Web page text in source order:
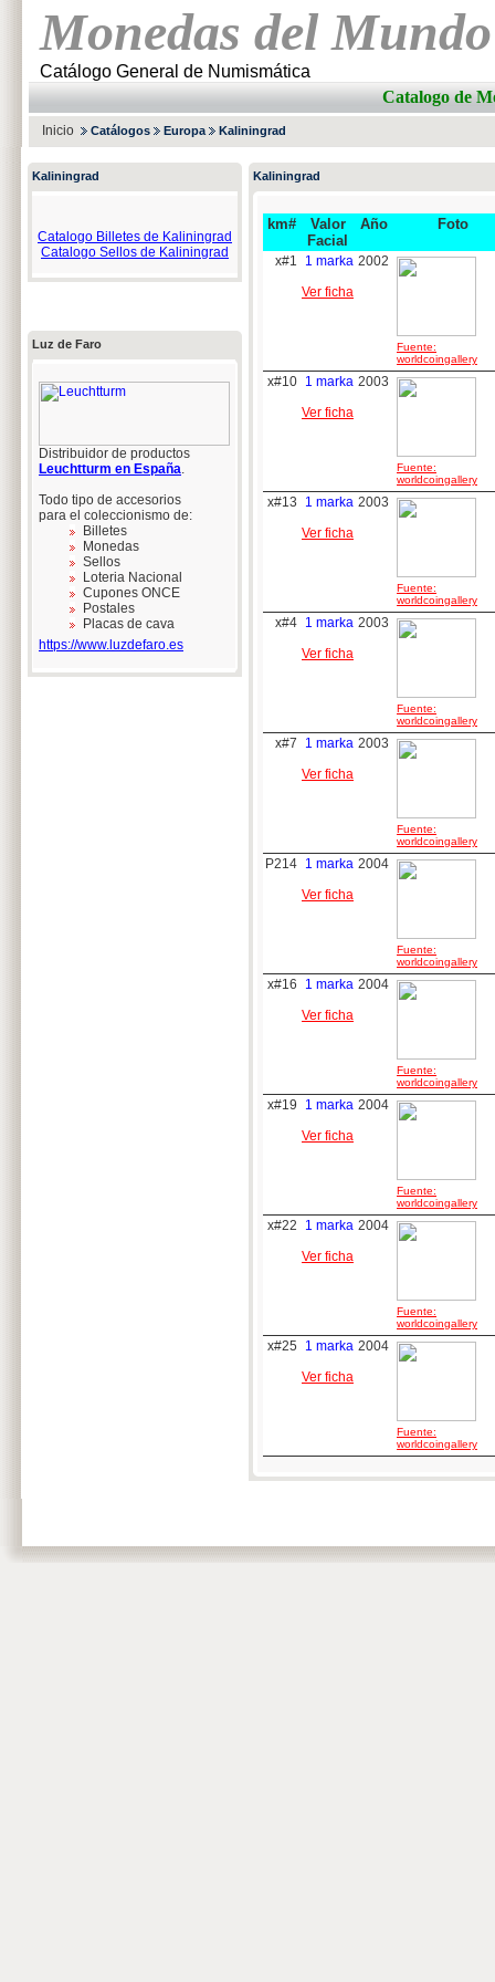
Monedas del Mundo
Catálogo General de Numismática
Catalogo de
Inicio Catálogos Europa Kaliningrad
Kaliningrad
Catalogo Billetes de Kaliningrad
Catalogo Sellos de Kaliningrad
Luz de Faro
Distribuidor de productos
Leuchtturm en España.
Todo tipo de accesorios
para el coleccionismo de:
Billetes
Monedas
Sellos
Loteria Nacional
Cupones ONCE
Postales
Placas de cava
https://www.luzdefaro.es
Kaliningrad
km#
Valor
Facial
Año Foto
x#1
1 marka
Ver ficha
2002
Fuente:
worldcoingallery
x#10 1 marka
Ver ficha
2003
Fuente:
worldcoingallery
x#13
1 marka
Ver ficha
2003
Fuente:
worldcoingallery
x#4 1 marka
Ver ficha
2003
Fuente:
worldcoingallery
x#7
1 marka
Ver ficha
2003
Fuente:
worldcoingallery
P214 1 marka
Ver ficha
2004
Fuente:
worldcoingallery
x#16
1 marka
Ver ficha
2004
Fuente:
worldcoingallery
x#19
1 marka
Ver ficha
2004
Fuente:
worldcoingallery
x#22
1 marka
Ver ficha
2004
Fuente:
worldcoingallery
x#25
1 marka
Ver ficha
2004
Fuente:
worldcoingallery